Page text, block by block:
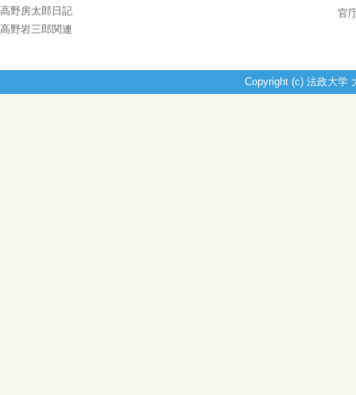
高野房太郎日記
高野岩三郎関連
官
Copyright (c) 法政大学